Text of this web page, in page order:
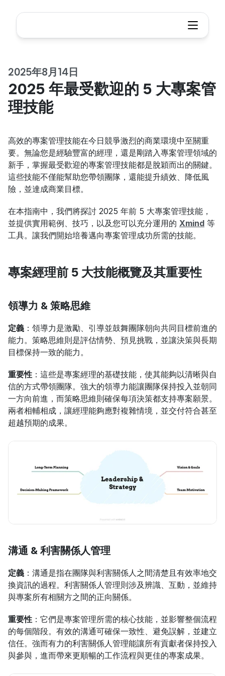
2025年8月14日
2025 年最受歡迎的 5 大專案管
理技能
高效的專案管理技能在今日競爭激烈的商業環境中至關重
要。無論您是經驗豐富的經理，還是剛踏入專案管理領域的
新手，掌握最受歡迎的專案管理技能都是脫穎而出的關鍵。
這些技能不僅能幫助您帶領團隊，還能提升績效、降低風
險，並達成商業目標。
在本指南中，我們將探討 2025 年前 5 大專案管理技能，
並提供實用範例、技巧，以及您可以充分運用的 Xmind 等
工具。讓我們開始培養邁向專案管理成功所需的技能。
專案經理前 5 大技能概覽及其重要性
領導力 & 策略思維
定義 ：領導力是激勵、引導並鼓舞團隊朝向共同目標前進的
能力。策略思維則是評估情勢、預見挑戰，並讓決策與長期
目標保持一致的能力。
重要性 ：這些是專案經理的基礎技能，使其能夠以清晰與自
信的方式帶領團隊。強大的領導力能讓團隊保持投入並朝同
一方向前進，而策略思維則確保每項決策都支持專案願景。
兩者相輔相成，讓經理能夠應對複雜情境，並交付符合甚至
超越預期的成果。
溝通 & 利害關係人管理
定義 ：溝通是指在團隊與利害關係人之間清楚且有效率地交
換資訊的過程。利害關係人管理則涉及辨識、互動，並維持
與專案所有相關方之間的正向關係。
重要性 ：它們是專案管理所需的核心技能，並影響整個流程
的每個階段。有效的溝通可確保一致性、避免誤解，並建立
信任。強而有力的利害關係人管理能讓所有貢獻者保持投入
與參與，進而帶來更順暢的工作流程與更佳的專案成果。